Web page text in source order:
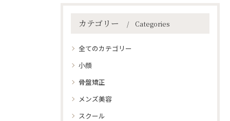
カテゴリー Categories
全てのカテゴリー
小顔
骨盤矯正
メンズ美容
スクール